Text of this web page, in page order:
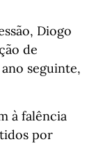
Diogo
de
seguinte,
à falência
por